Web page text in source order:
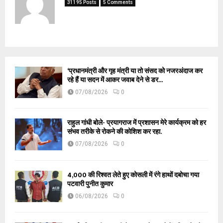
31195 Posts 5 Comments
‘प्रधानमंत्री और गृह मंत्री या तो संसद को नजरअंदाज कर
रहे हैं या सदन में आकर जवाब देने से डर...
07/08/2026 0
राहुल गांधी बोले- प्रयागराज में प्रशासन मेरे कार्यक्रम को हर
संभव तरीके से रोकने की कोशिश कर रहा.
07/08/2026 0
₹4,000 की रिश्वत लेते हुए कोसली में रंगे हाथों दबोचा गया
पटवारी पुनीत कुमार
06/08/2026 0